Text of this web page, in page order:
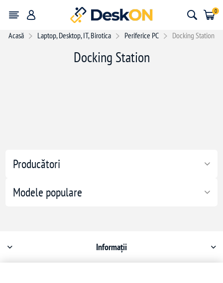
0
Acasă Laptop, Desktop, IT, Birotica Periferice PC Docking Station
Producători
Modele populare
Docking Station
Informații